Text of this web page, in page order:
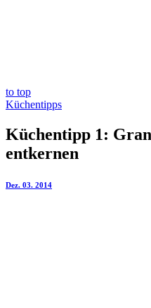
to top
Küchentipps
Küchentipp 1:
entkernen
Dez. 03. 2014